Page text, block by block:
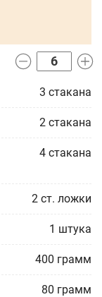
3 стакана
2 стакана
4 стакана
2 ст. ложки
1 штука
400 грамм
80 грамм